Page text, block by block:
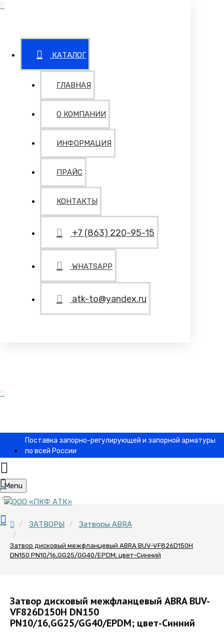
КАТАЛОГ
ГЛАВНАЯ
О КОМПАНИИ
ИНФОРМАЦИЯ
ПРАЙС
КОНТАКТЫ
+7 (863) 220-95-15
WHATSAPP
atk-to@yandex.ru
Поставка запорно-регулирующей и запорной арматуры
по всей России
Menu
ЗАТВОРЫ Затворы ABRA
Затвор дисковый межфланцевый ABRA BUV-VF826D150H
DN150 PN10/16,GG25/GG40/EPDM; цвет-Синний
Затвор дисковый межфланцевый ABRA BUV-
VF826D150H DN150
PN10/16,GG25/GG40/EPDM; цвет-Синний